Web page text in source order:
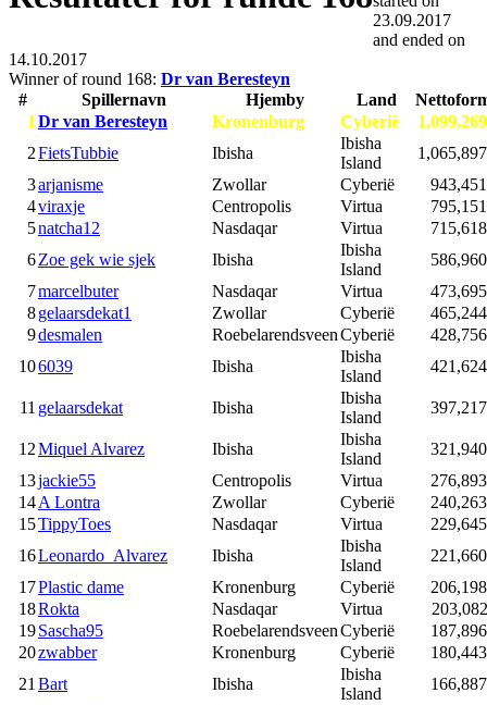
23.09.2017
and ended on
14.10.2017
Winner of round 168: Dr van Beresteyn
#
Spillernavn Hjemby Land
1Dr van Beresteyn Kronenburg Cyberië
2FietsTubbie Ibisha
Ibisha
Island
3arjanisme Zwollar Cyberië
4viraxje Centropolis Virtua
5natcha12 Nasdaqar Virtua
6Zoe gek wie sjek Ibisha
Ibisha
Island
7marcelbuter Nasdaqar Virtua
8gelaarsdekat1 Zwollar Cyberië
9desmalen RoebelarendsveenCyberië
106039 Ibisha
Ibisha
Island
11 gelaarsdekat Ibisha
Ibisha
Island
12Miquel Alvarez Ibisha
Ibisha
Island
13jackie55 Centropolis Virtua
14A Lontra Zwollar Cyberië
15TippyToes Nasdaqar Virtua
16Leonardo_Alvarez Ibisha
Ibisha
Island
17Plastic dame Kronenburg Cyberië
18Rokta Nasdaqar Virtua
19Sascha95 RoebelarendsveenCyberië
20zwabber Kronenburg Cyberië
21Bart Ibisha
Ibisha
Island